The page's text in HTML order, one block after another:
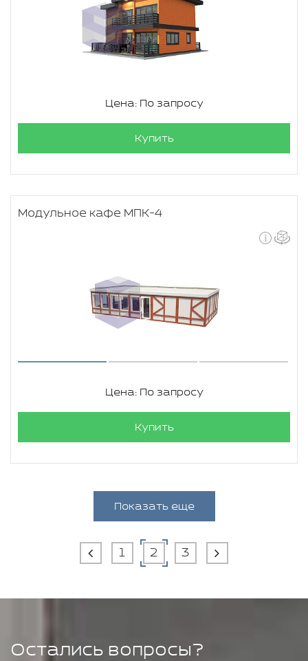
Цена: По запросу
Купить
Модульное кафе МПК-4
Цена: По запросу
Купить
Показать еще
1 2 3
Остались вопросы?